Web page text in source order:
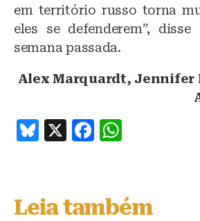
em território russo torna
eles se defenderem”,
semana passada.
Alex Marquardt, Jennifer
B
s
X
F
e s
Leia também